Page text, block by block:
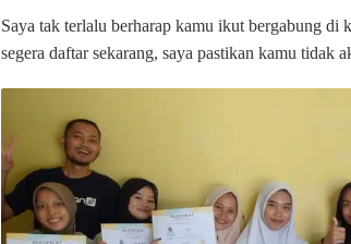
Saya tak terlalu berharap kamu ikut bergabung di
segera daftar sekarang, saya pastikan kamu tidak